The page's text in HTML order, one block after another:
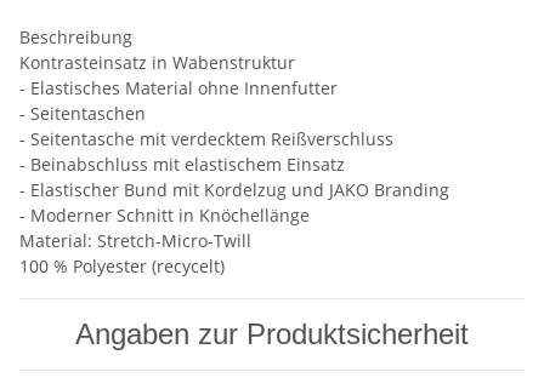
Beschreibung
Kontrasteinsatz in Wabenstruktur
- Elastisches Material ohne Innenfutter
- Seitentaschen
- Seitentasche mit verdecktem Reißverschluss
- Beinabschluss mit elastischem Einsatz
- Elastischer Bund mit Kordelzug und JAKO Branding
- Moderner Schnitt in Knöchellänge
Material: Stretch-Micro-Twill
100 % Polyester (recycelt)
Angaben zur Produktsicherheit